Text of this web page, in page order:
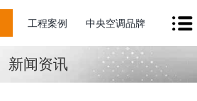
工程案例 中央空调品牌
新闻资讯